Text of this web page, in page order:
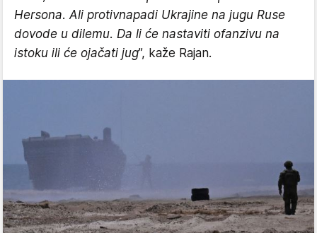
Hersona. Ali protivnapadi Ukrajine na jugu Ruse
dovode u dilemu. Da li će nastaviti ofanzivu na
istoku ili će ojačati jug”, kaže Rajan.